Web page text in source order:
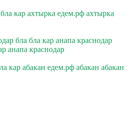
кар ахтырка едем.рф ахтырка
бла бла кар анапа краснодар
анапа краснодар
кар абакан едем.рф абакан абакан